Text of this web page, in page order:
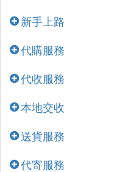
新手上路
代購服務
代收服務
本地交收
送貨服務
代寄服務